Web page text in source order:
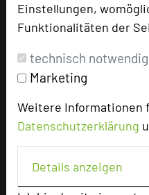
Einstellungen,
Funktionalitäten der
technisch notwendig
Marketing
Weitere Informationen
Datenschutzerklärung
Details anzeigen
Hotel
Hoteldaten
Max. Tagungskapazität
U-Form
Tagungsräume